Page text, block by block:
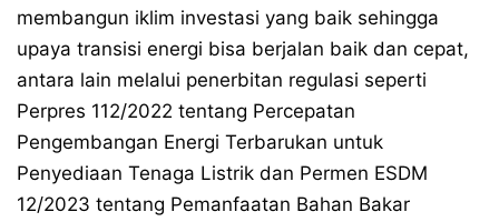
membangun iklim investasi yang baik sehingga
upaya transisi energi bisa berjalan baik dan cepat,
antara lain melalui penerbitan regulasi seperti
Perpres 112/2022 tentang Percepatan
Pengembangan Energi Terbarukan untuk
Penyediaan Tenaga Listrik dan Permen ESDM
12/2023 tentang Pemanfaatan Bahan Bakar